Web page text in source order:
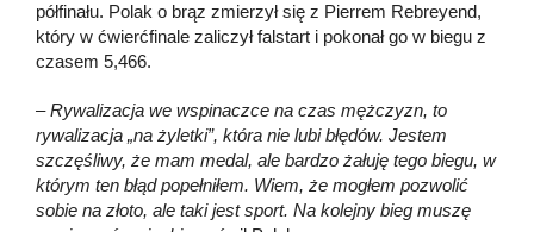
półfinału. Polak o brąz zmierzył się z Pierrem Rebreyend,
który w ćwierćfinale zaliczył falstart i pokonał go w biegu z
czasem 5,466.
– Rywalizacja we wspinaczce na czas mężczyzn, to
rywalizacja „na żyletki”, która nie lubi błędów. Jestem
szczęśliwy, że mam medal, ale bardzo żałuję tego biegu, w
którym ten błąd popełniłem. Wiem, że mogłem pozwolić
sobie na złoto, ale taki jest sport. Na kolejny bieg muszę